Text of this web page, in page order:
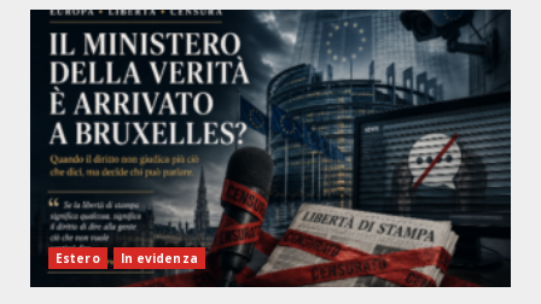
Estero In evidenza